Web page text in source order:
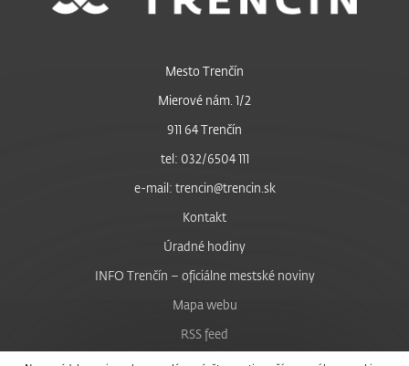
Mesto Trenčín
Mierové nám. 1/2
911 64 Trenčín
tel: 032/6504 111
e-mail: trencin@trencin.sk
Kontakt
Úradné hodiny
INFO Trenčín – oficiálne mestské noviny
Mapa webu
RSS feed